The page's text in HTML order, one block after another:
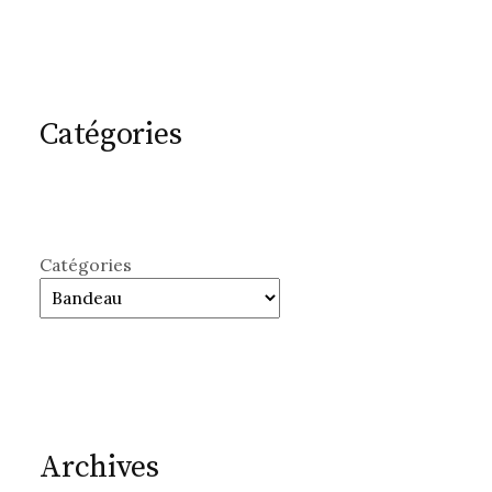
Catégories
Catégories
Archives